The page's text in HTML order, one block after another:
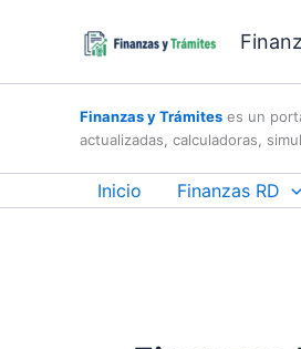
Finanzas y Trámites es un
actualizadas, calculadoras,
Inicio Finanzas RD